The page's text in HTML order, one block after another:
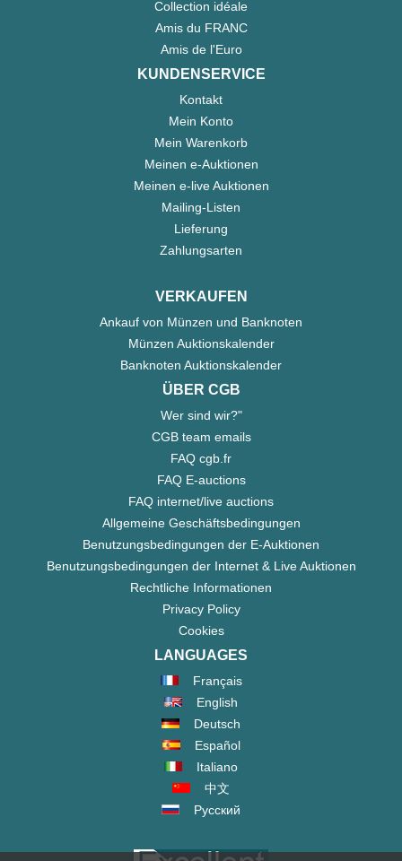
Collection idéale
Amis du FRANC
Amis de l'Euro
KUNDENSERVICE
Kontakt
Mein Konto
Mein Warenkorb
Meinen e-Auktionen
Meinen e-live Auktionen
Mailing-Listen
Lieferung
Zahlungsarten
VERKAUFEN
Ankauf von Münzen und Banknoten
Münzen Auktionskalender
Banknoten Auktionskalender
ÜBER CGB
Wer sind wir?"
CGB team emails
FAQ cgb.fr
FAQ E-auctions
FAQ internet/live auctions
Allgemeine Geschäftsbedingungen
Benutzungsbedingungen der E-Auktionen
Benutzungsbedingungen der Internet & Live Auktionen
Rechtliche Informationen
Privacy Policy
Cookies
LANGUAGES
Français
English
Deutsch
Español
Italiano
中文
Русский